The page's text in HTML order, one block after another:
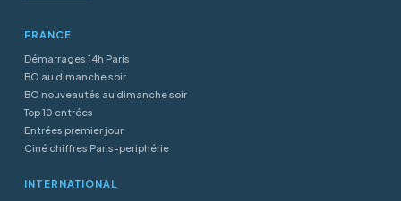
FRANCE
Démarrages 14h Paris
BO au dimanche soir
BO nouveautés au dimanche soir
Top 10 entrées
Entrées premier jour
Ciné chiffres Paris-periphérie
INTERNATIONAL